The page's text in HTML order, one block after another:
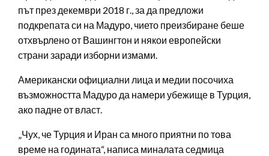
път през декември 2018 г., за да предложи
подкрепата си на Мадуро, чието преизбиране беше
отхвърлено от Вашингтон и някои европейски
страни заради изборни измами.
Американски официални лица и медии посочиха
възможността Мадуро да намери убежище в Турция,
ако падне от власт.
„Чух, че Турция и Иран са много приятни по това
време на годината“, написа миналата седмица